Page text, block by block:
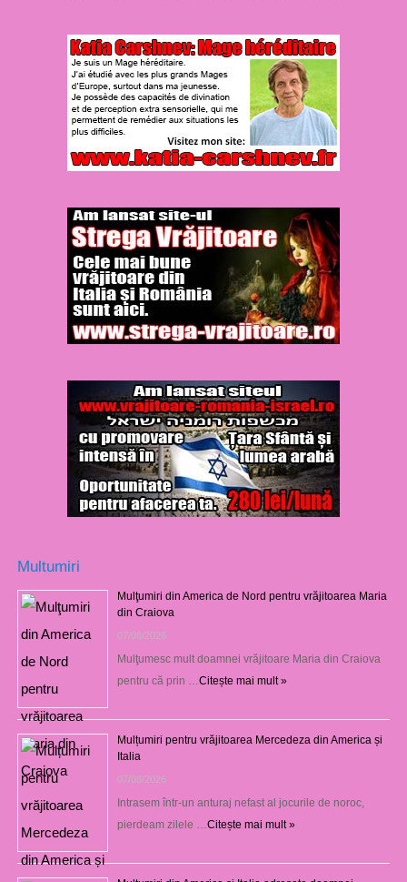
Multumiri
Mulţumiri din America de Nord pentru vrăjitoarea Maria
din Craiova
07/08/2026
Mulţumesc mult doamnei vrăjitoare Maria din Craiova
pentru că prin … Citește mai mult »
Mulțumiri pentru vrăjitoarea Mercedeza din America și
Italia
07/08/2026
Intrasem într-un anturaj nefast al jocurile de noroc,
pierdeam zilele … Citește mai mult »